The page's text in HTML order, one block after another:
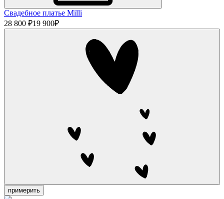
Свадебное платье Milli
28 800 ₽19 900₽
примерить